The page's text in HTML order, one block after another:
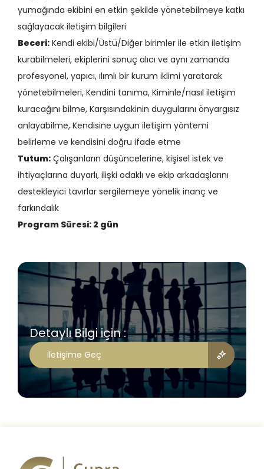
yumağında ekibini en etkin şekilde yönetebilmeye katkı
sağlayacak iletişim bilgileri
Beceri: Kendi ekibi/Üstü/Diğer birimler ile etkin iletişim
kurabilmeleri, ekiplerini sonuç alıcı ve aynı zamanda
profesyonel, yapıcı, ılımlı bir kurum iklimi yaratarak
yönetebilmeleri, Kendini tanıma, Kiminle/nasıl iletişim
kuracağını bilme, Karşısındakinin duygularını önyargısız
anlayabilme, Kendisine uygun iletişim yöntemi
belirleme ve kendisini doğru ifade etme
Tutum: Çalışanların düşüncelerine, kişisel istek ve
ihtiyaçlarına duyarlı, ilişki odaklı ve ekip arkadaşlarını
destekleyici tavırlar sergilemeye yönelik inanç ve
farkındalık
Program Süresi: 2 gün
Detaylı Bilgi için :
İletişime Geç